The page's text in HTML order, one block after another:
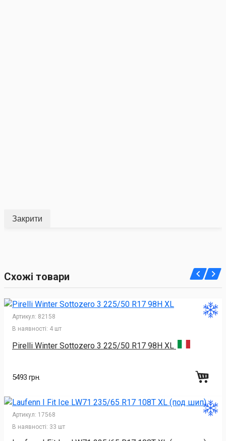
Закрити
Схожі товари
Артикул: 82158
В наявності: 4 шт
Pirelli Winter Sottozero 3 225/50 R17 98H XL
5493 грн.
Артикул: 17568
В наявності: 33 шт